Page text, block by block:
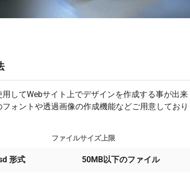
してWebサイト上でデザインを作成する事が出来
ォントや透過画像の作成機能などご用意しており
形式
ファイルサイズ上限
50MB以下のファイル